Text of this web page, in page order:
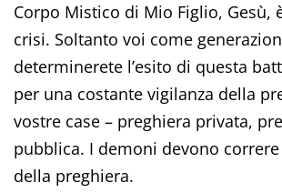
Corpo Mistico di Mio Figlio, Gesù,
crisi. Soltanto voi come
determinerete l’esito di questa
per una costante vigilanza della
vostre case – preghiera privata,
pubblica. I demoni devono
della preghiera.